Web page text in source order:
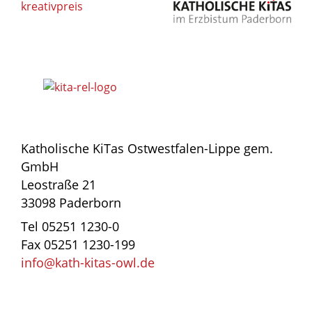
Katholische KiTas Ostwestfalen-Lippe gem.
GmbH
Leostraße 21
33098 Paderborn
Tel 05251 1230-0
Fax 05251 1230-199
info@kath-kitas-owl.de